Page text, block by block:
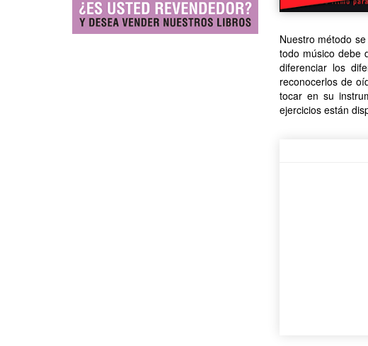
Nuestro método
todo músico debe
diferenciar los
reconocerlos de
tocar en su
ejercicios están